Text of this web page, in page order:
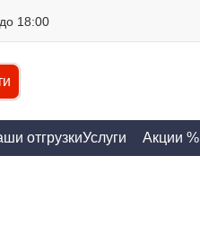
18:00
отгрузкиУслуги Акции %